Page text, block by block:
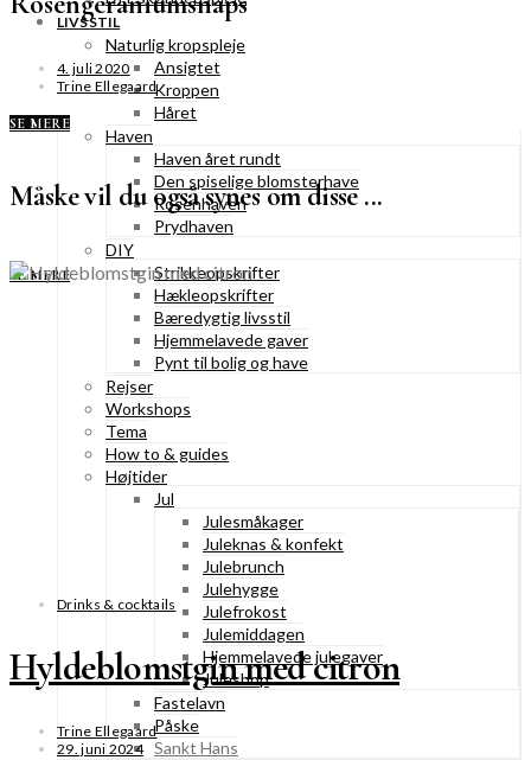
LIVSSTIL
Naturlig kropspleje
Ansigtet
Kroppen
Håret
Haven
Haven året rundt
Den spiselige blomsterhave
Rosenhaven
Prydhaven
DIY
Strikkeopskrifter
Hækleopskrifter
Bæredygtig livsstil
Hjemmelavede gaver
Pynt til bolig og have
Rejser
Workshops
Tema
How to & guides
Højtider
Jul
Julesmåkager
Juleknas & konfekt
Julebrunch
Julehygge
Julefrokost
Julemiddagen
Hjemmelavede julegaver
Juleshop
Fastelavn
Påske
Sankt Hans
4. juli 2020
Trine Ellegaard
SE MERE
Måske vil du også synes om disse ...
SE MERE
Drinks & cocktails
Hyldeblomstgin med citron
Trine Ellegaard
29. juni 2024